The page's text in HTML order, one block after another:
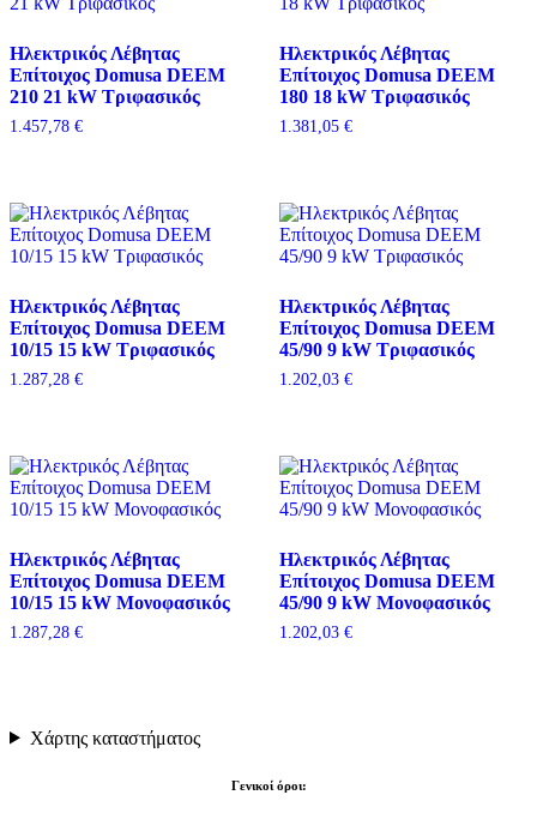
Ηλεκτρικός Λέβητας
Επίτοιχος Domusa DEEM
210 21 kW Τριφασικός
1.457,78 €
Ηλεκτρικός Λέβητας
Επίτοιχος Domusa DEEM
180 18 kW Τριφασικός
1.381,05 €
Ηλεκτρικός Λέβητας
Επίτοιχος Domusa DEEM
10/15 15 kW Τριφασικός
1.287,28 €
Ηλεκτρικός Λέβητας
Επίτοιχος Domusa DEEM
45/90 9 kW Τριφασικός
1.202,03 €
Ηλεκτρικός Λέβητας
Επίτοιχος Domusa DEEM
10/15 15 kW Μονοφασικός
1.287,28 €
Ηλεκτρικός Λέβητας
Επίτοιχος Domusa DEEM
45/90 9 kW Μονοφασικός
1.202,03 €
Χάρτης καταστήματος
Γενικοί όροι: